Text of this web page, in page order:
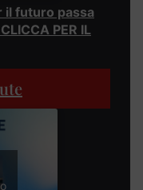
il futuro passa
PER IL